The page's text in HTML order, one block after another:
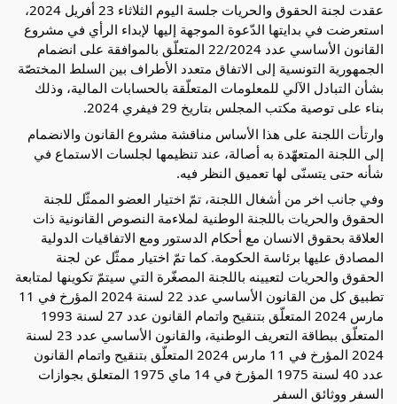
عقدت لجنة الحقوق والحريات جلسة اليوم الثلاثاء 23 أفريل 2024،
استعرضت في بدايتها الدّعوة الموجهة إليها لإبداء الرأي في مشروع
القانون الأساسي عدد 22/2024 المتعلّق بالموافقة على انضمام
الجمهورية التونسية إلى الاتفاق متعدد الأطراف بين السلط المختصّة
بشأن التبادل الآلي للمعلومات المتعلّقة بالحسابات المالية، وذلك
بناء على توصية مكتب المجلس بتاريخ 29 فيفري 2024.
وارتأت اللجنة على هذا الأساس مناقشة مشروع القانون والانضمام
إلى اللجنة المتعهّدة به أصالة، عند تنظيمها لجلسات الاستماع في
شأنه حتى يتسنّى لها تعميق النظر فيه.
وفي جانب اخر من أشغال اللجنة، تمّ اختيار العضو الممثّل للجنة
الحقوق والحريات باللجنة الوطنية لملاءمة النصوص القانونية ذات
العلاقة بحقوق الانسان مع أحكام الدستور ومع الاتفاقيات الدولية
المصادق عليها برئاسة الحكومة. كما تمّ اختيار ممثّل عن لجنة
الحقوق والحريات لتعيينه باللجنة المصغّرة التي سيتمّ تكوينها لمتابعة
تطبيق كل من القانون الأساسي عدد 22 لسنة 2024 المؤرخ في 11
مارس 2024 المتعلّق بتنقيح واتمام القانون عدد 27 لسنة 1993
المتعلّق ببطاقة التعريف الوطنية، والقانون الأساسي عدد 23 لسنة
2024 المؤرخ في 11 مارس 2024 المتعلّق بتنقيح واتمام القانون
عدد 40 لسنة 1975 المؤرخ في 14 ماي 1975 المتعلق بجوازات
السفر ووثائق السفر